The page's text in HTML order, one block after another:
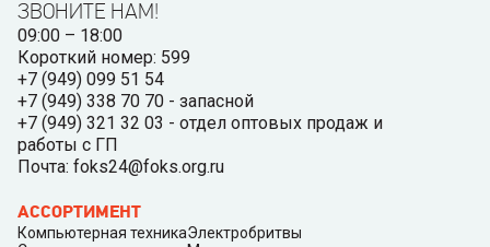
ЗВОНИТЕ НАМ!
09:00 – 18:00
Короткий номер: 599
+7 (949) 099 51 54
+7 (949) 338 70 70 - запасной
+7 (949) 321 32 03 - отдел оптовых продаж и
работы с ГП
Почта: foks24@foks.org.ru
АССОРТИМЕНТ
Компьютерная техникаЭлектробритвы